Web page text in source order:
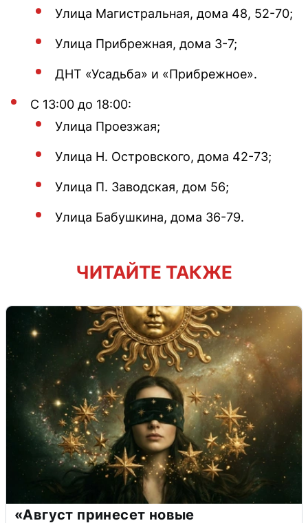
Улица Магистральная, дома 48, 52-70;
Улица Прибрежная, дома 3-7;
ДНТ «Усадьба» и «Прибрежное».
С 13:00 до 18:00:
Улица Проезжая;
Улица Н. Островского, дома 42-73;
Улица П. Заводская, дом 56;
Улица Бабушкина, дома 36-79.
ЧИТАЙТЕ ТАКЖЕ
«Август принесет новые